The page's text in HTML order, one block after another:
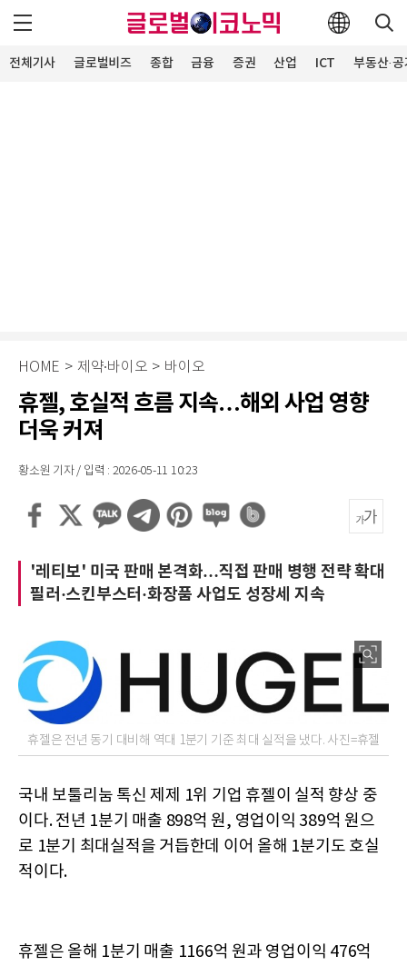
전체기사 글로벌비즈 종합 금융 증권 산업 ICT 부동산·
HOME > 제약∙바이오 > 바이오
휴젤, 호실적 흐름 지속…해외 사업 영향
더욱 커져
황소원 기자 / 입력 : 2026-05-11 10:23
'레티보' 미국 판매 본격화…직접 판매 병행 전략 확대
필러·스킨부스터·화장품 사업도 성장세 지속
휴젤은 전년 동기 대비해 역대 1분기 기준 최대 실적을 냈다. 사진=휴젤
국내 보툴리눔 톡신 제제 1위 기업 휴젤이 실적 향상 중
이다. 전년 1분기 매출 898억 원, 영업이익 389억 원으
로 1분기 최대실적을 거듭한데 이어 올해 1분기도 호실
적이다.
휴젤은 올해 1분기 매출 1166억 원과 영업이익 476억